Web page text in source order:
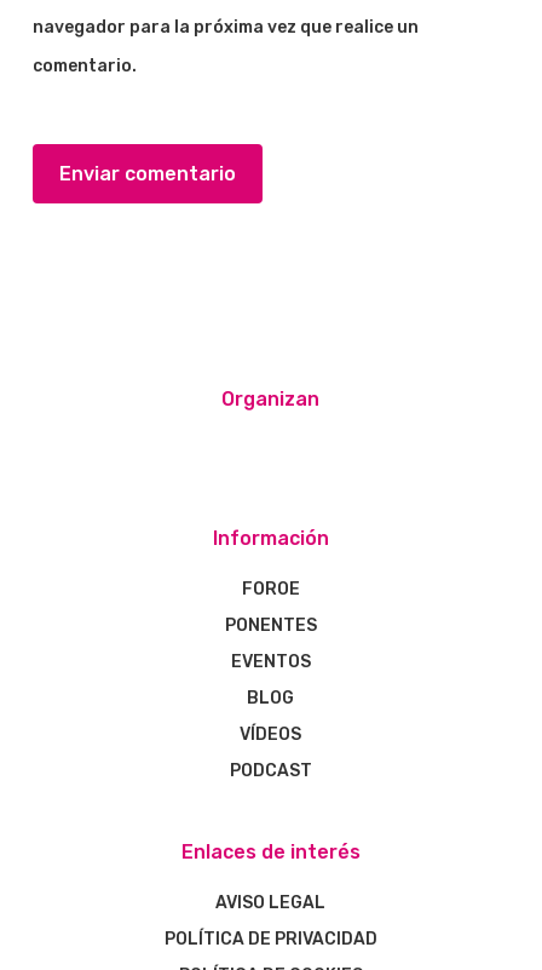
navegador para la próxima vez que realice un
comentario.
Organizan
Información
FOROE
PONENTES
EVENTOS
BLOG
VÍDEOS
PODCAST
Enlaces de interés
AVISO LEGAL
POLÍTICA DE PRIVACIDAD